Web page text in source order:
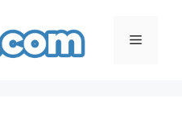
Menú